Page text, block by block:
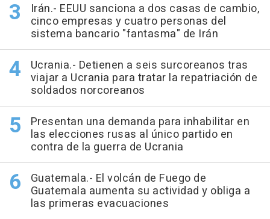
Irán.- EEUU sanciona a dos casas de cambio,
cinco empresas y cuatro personas del
sistema bancario "fantasma" de Irán
Ucrania.- Detienen a seis surcoreanos tras
viajar a Ucrania para tratar la repatriación de
soldados norcoreanos
Presentan una demanda para inhabilitar en
las elecciones rusas al único partido en
contra de la guerra de Ucrania
Guatemala.- El volcán de Fuego de
Guatemala aumenta su actividad y obliga a
las primeras evacuaciones